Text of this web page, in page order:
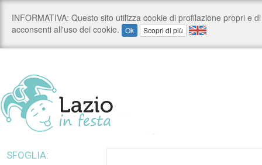
SFOGLIA: